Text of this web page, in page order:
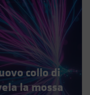
collo di
la mossa